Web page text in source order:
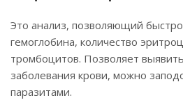
Это анализ, позволяющий
гемоглобина, количество
тромбоцитов. Позволяет
заболевания крови, можно
паразитами.